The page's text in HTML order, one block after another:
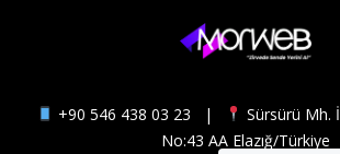
+90 546 438 03 23 |
Sürsürü Mh.
No:43 AA Elazığ/Türkiye